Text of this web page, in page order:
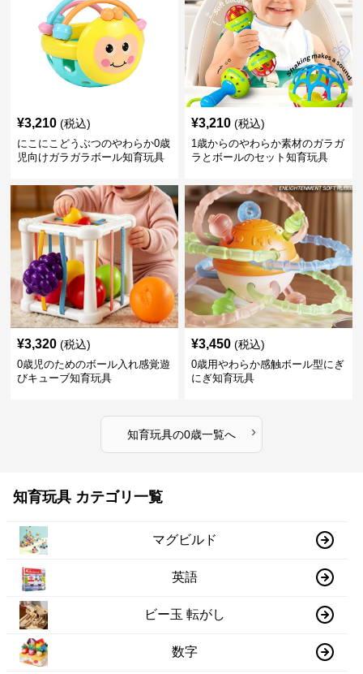
¥3,210 (税込)
にこにこどうぶつのやわらか0歳
児向けガラガラボール知育玩具
¥3,210 (税込)
1歳からのやわらか素材のガラガ
ラとボールのセット知育玩具
¥3,320 (税込)
0歳児のためのボール入れ感覚遊
びキューブ知育玩具
¥3,450 (税込)
0歳用やわらか感触ボール型にぎ
にぎ知育玩具
知育玩具の0歳一覧へ ›
知育玩具 カテゴリ一覧
マグビルド
英語
ビー玉 転がし
数字